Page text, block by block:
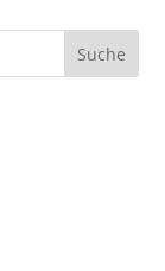
Suche